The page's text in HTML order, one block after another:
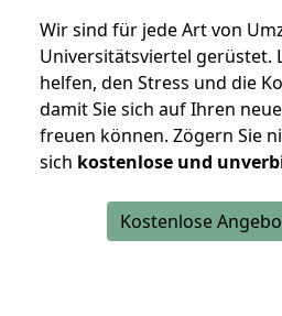
Wir sind für jede Art von
Universitätsviertel gerüstet.
helfen, den Stress und die
damit Sie sich auf Ihren
freuen können. Zögern Sie
sich kostenlose und
Kostenlose